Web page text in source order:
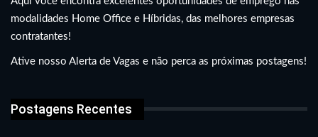
modalidades Home Office e Híbridas, das melhores empresas
contratantes!
Ative nosso Alerta de Vagas e não perca as próximas postagens!
Postagens Recentes